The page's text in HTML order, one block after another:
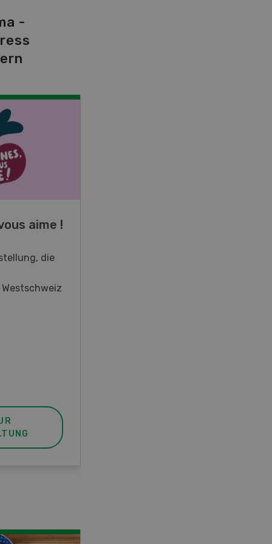
-
aime !
die